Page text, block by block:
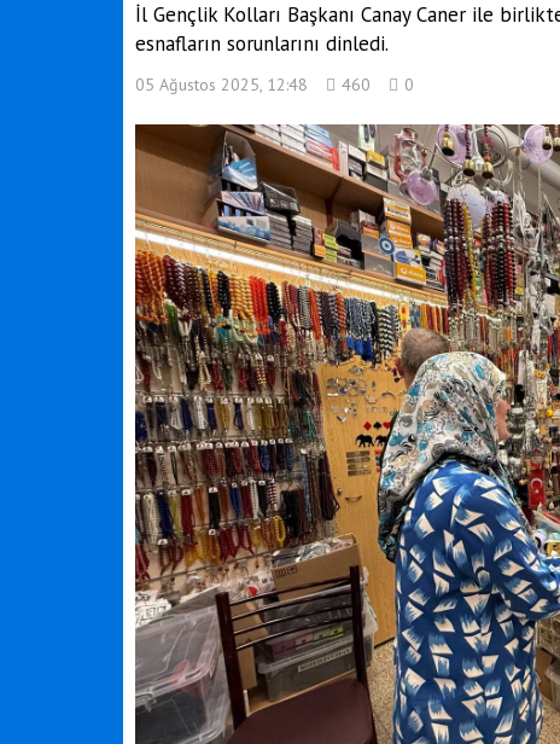
İl Gençlik Kolları Başkanı Canay Caner ile
esnafların sorunlarını dinledi.
05 Ağustos 2025, 12:48 460 0